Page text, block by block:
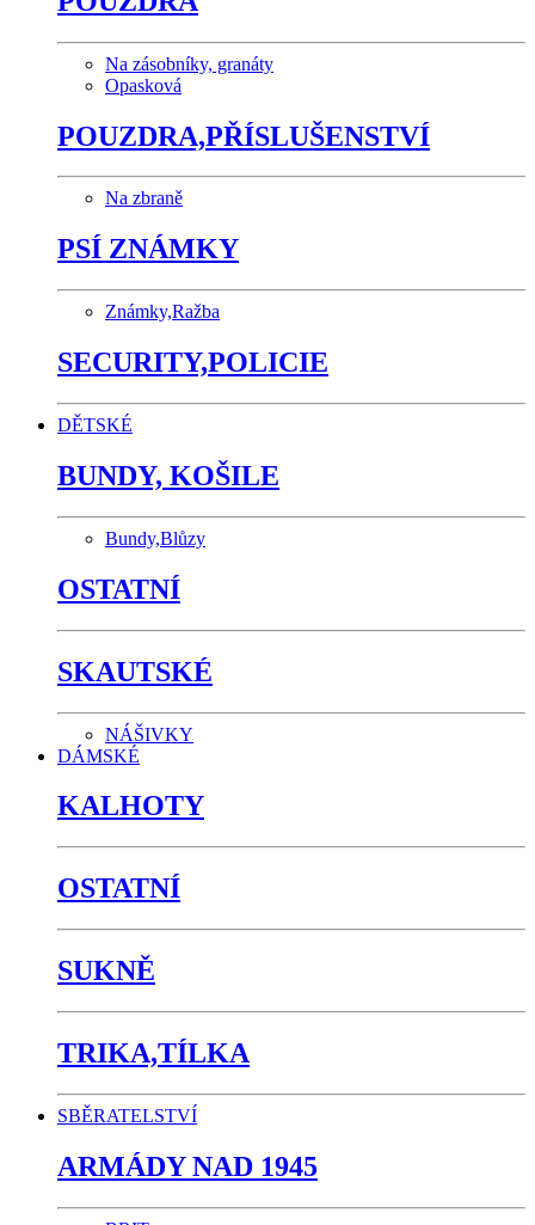
Na zásobníky, granáty
Opasková
POUZDRA,PŘÍSLUŠENSTVÍ
Na zbraně
PSÍ ZNÁMKY
Známky,Ražba
SECURITY,POLICIE
DĚTSKÉ
BUNDY, KOŠILE
Bundy,Blůzy
OSTATNÍ
SKAUTSKÉ
NÁŠIVKY
DÁMSKÉ
KALHOTY
OSTATNÍ
SUKNĚ
TRIKA,TÍLKA
SBĚRATELSTVÍ
ARMÁDY NAD 1945